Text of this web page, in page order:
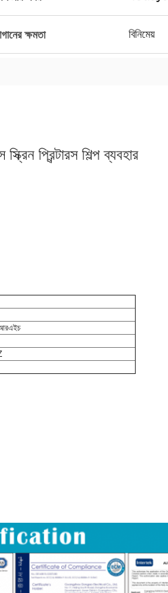
ক্ষমতা বিনিমেয়
প্রিন্টারস শিল্প ব্যবহার